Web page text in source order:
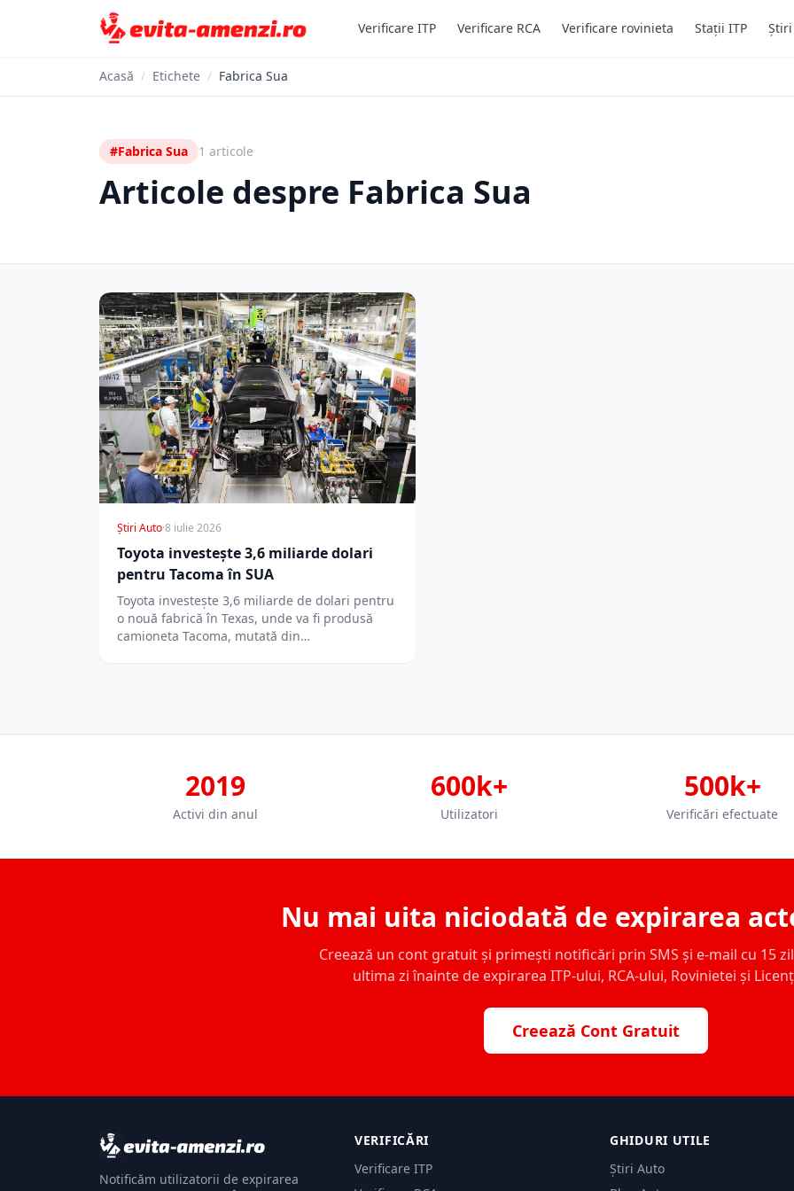
Verificare ITP Verificare RCA Verificare rovinieta Stații ITP
Acasă / Etichete / Fabrica Sua
#Fabrica Sua 1 articole
Articole despre Fabrica Sua
Știri Auto·8 iulie 2026
Toyota investește 3,6 miliarde dolari
pentru Tacoma în SUA
Toyota investește 3,6 miliarde de dolari pentru
o nouă fabrică în Texas, unde va fi produsă
camioneta Tacoma, mutată din…
2019
Activi din anul
600k+
Utilizatori
500k+
Verificări efectuate
Nu mai uita niciodată de expirarea
Creează un cont gratuit și primești notificări prin SMS și e-mail cu 15
ultima zi înainte de expirarea ITP-ului, RCA-ului, Rovinietei și
Creează Cont Gratuit
Notificăm utilizatorii de expirarea
VERIFICĂRI
Verificare ITP
GHIDURI UTILE
Știri Auto